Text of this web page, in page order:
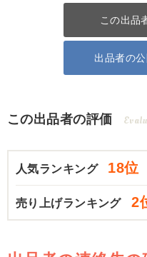
この出品
出品者の
この出品者の評価
人気ランキング 18位
売り上げランキング 2